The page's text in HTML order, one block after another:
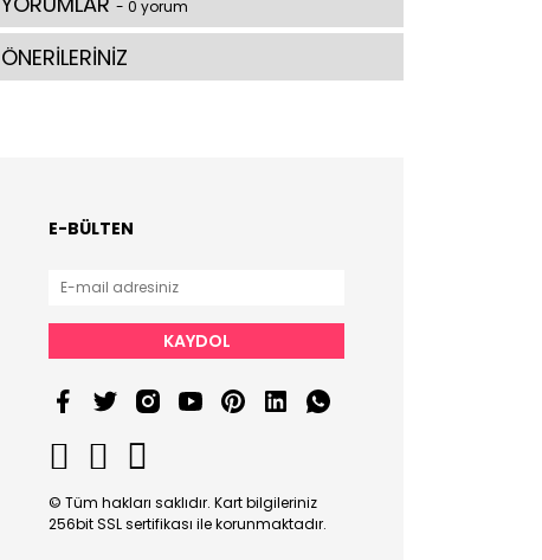
- 0 yorum
ÖNERİLERİNİZ
E-BÜLTEN
KAYDOL
© Tüm hakları saklıdır. Kart bilgileriniz
256bit SSL sertifikası ile korunmaktadır.